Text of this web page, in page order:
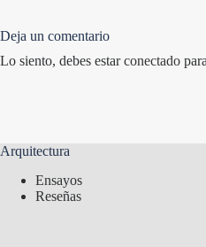
Deja un comentario
Lo siento, debes estarconectado
Arquitectura
Ensayos
Reseñas